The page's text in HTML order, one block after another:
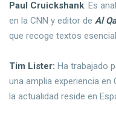
Paul Cruickshank: Es
en la CNN y editor de Al
que recoge textos
Tim Lister: Ha trabajado
una amplia experiencia en
la actualidad reside en